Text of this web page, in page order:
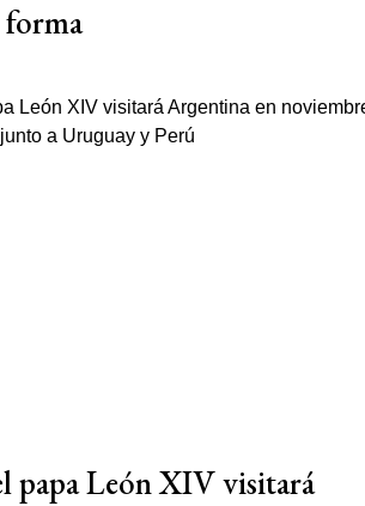
forma
papa León XIV visitará